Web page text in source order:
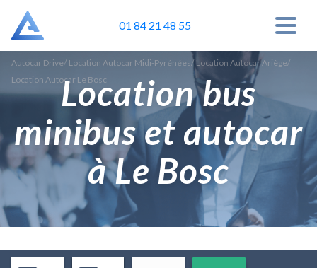
01 84 21 48 55
Autocar Drive/ Location Autocar Midi-Pyrénées/ Location Autocar Ariège/
Location Autocar Le BoscLocation bus
minibus et autocar
à Le Bosc